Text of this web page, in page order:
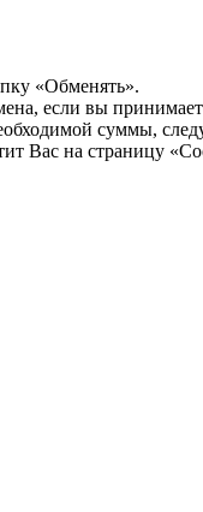
«Обменять».
если вы
суммы,
Вас на страницу